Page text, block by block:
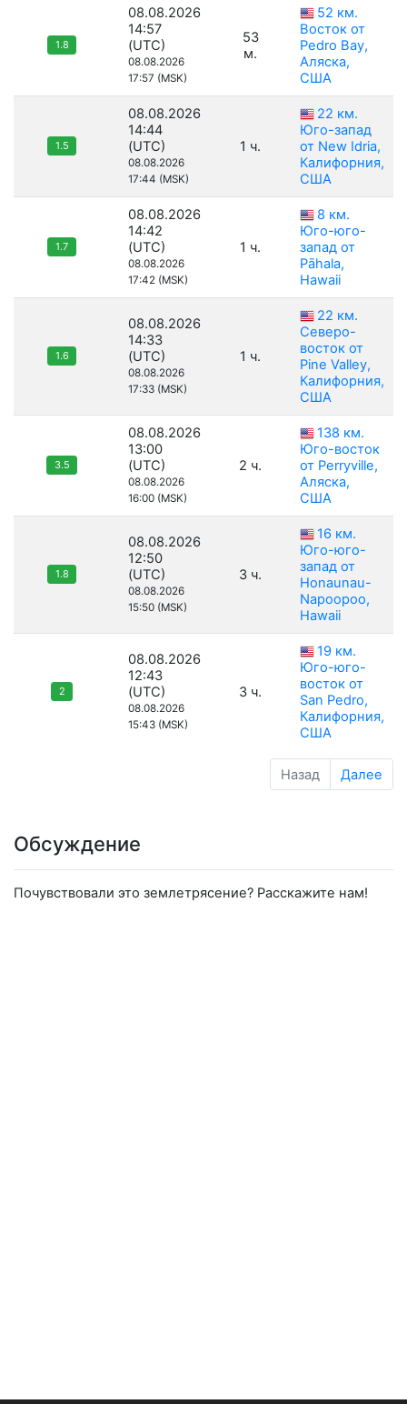
1.8
08.08.2026
14:57
(UTC)
08.08.2026
17:57 (MSK)
53
м.
52 км.
Восток от
Pedro Bay,
Аляска,
США
1.5
08.08.2026
14:44
(UTC)
08.08.2026
17:44 (MSK)
1 ч.
22 км.
Юго-запад
от New Idria,
Калифорния,
США
1.7
08.08.2026
14:42
(UTC)
08.08.2026
17:42 (MSK)
1 ч.
8 км.
Юго-юго-
запад от
Pāhala,
Hawaii
1.6
08.08.2026
14:33
(UTC)
08.08.2026
17:33 (MSK)
1 ч.
22 км.
Северо-
восток от
Pine Valley,
Калифорния,
США
3.5
08.08.2026
13:00
(UTC)
08.08.2026
16:00 (MSK)
2 ч.
138 км.
Юго-восток
от Perryville,
Аляска,
США
1.8
08.08.2026
12:50
(UTC)
08.08.2026
15:50 (MSK)
3 ч.
16 км.
Юго-юго-
запад от
Honaunau-
Napoopoo,
Hawaii
2
08.08.2026
12:43
(UTC)
08.08.2026
15:43 (MSK)
3 ч.
19 км.
Юго-юго-
восток от
San Pedro,
Калифорния,
США
Назад Далее
Обсуждение
Почувствовали это землетрясение? Расскажите нам!